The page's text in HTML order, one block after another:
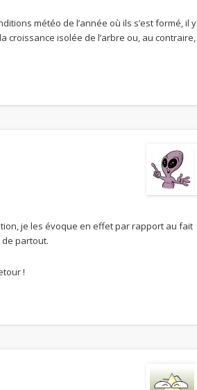
météo de l’année où ils s’est formé, il y
croissance isolée de l’arbre ou, au contraire,
je les évoque en effet par rapport au fait
partout.
!